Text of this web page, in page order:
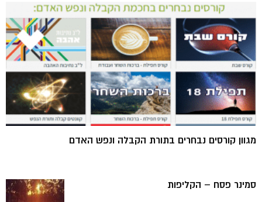
מגוון קורסים נבחרים בתורת הקבלה ונפש האדם
סמינר פסח – הקליפות